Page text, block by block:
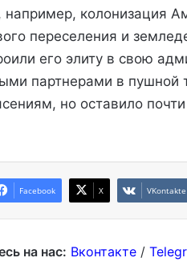
например, колонизация
переселения и
его элиту в свою
партнерами в пушной
но оставило
Facebook X VKontakte
на нас: Вконтакте/